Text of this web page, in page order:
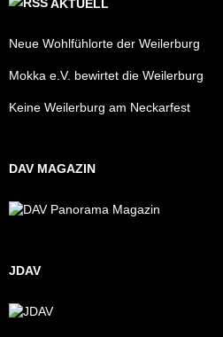
AKTUELL
Neue Wohlfühlorte der Weilerburg
Mokka e.V. bewirtet die Weilerburg
Keine Weilerburg am Neckarfest
DAV MAGAZIN
JDAV